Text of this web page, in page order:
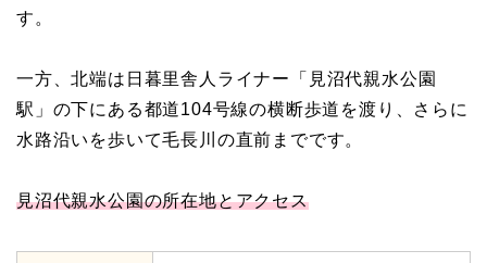
す。
一方、北端は日暮里舎人ライナー「見沼代親水公園
駅」の下にある都道104号線の横断歩道を渡り、さらに
水路沿いを歩いて毛長川の直前までです。
見沼代親水公園の所在地とアクセス